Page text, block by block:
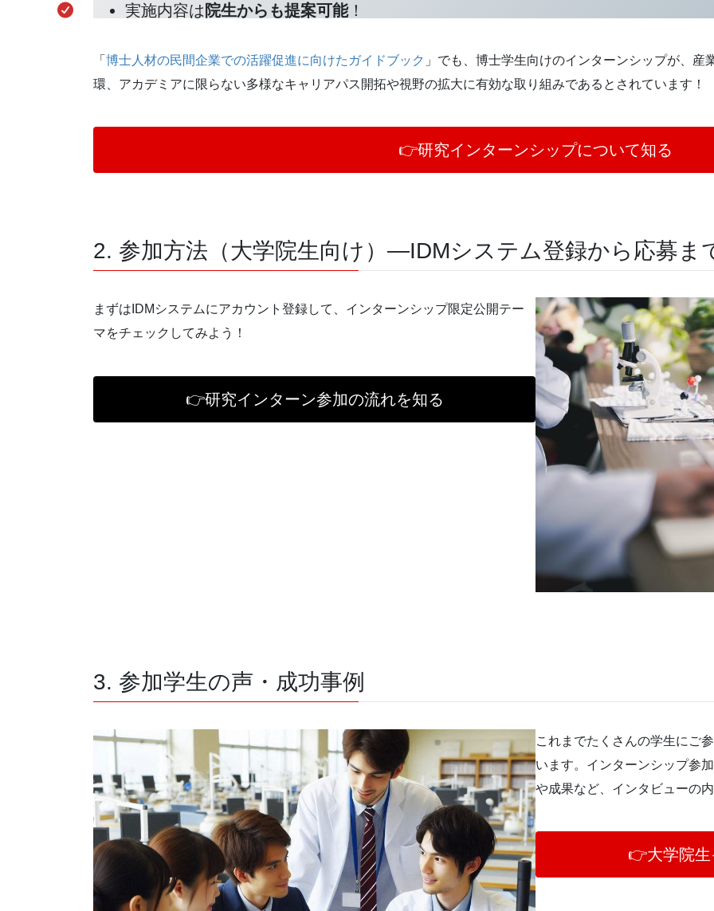
実施内容は 院生からも提案可能！
「 博士人材の民間企業での活躍促進に向けたガイドブック 」でも、博士学生向けのインターンシップが、
環、アカデミアに限らない多様なキャリアパス開拓や視野の拡大に有効な取り組みであるとされています！
👉研究インターンシップについて知る
2. 参加方法（大学院生向け）―IDMシステム登録から応募ま
まずはIDMシステムにアカウント登録して、インターンシップ限定公開テー
マをチェックしてみよう！
👉研究インターン参加の流れを知る
3. 参加学生の声・成功事例
これまでたくさんの学生にご
います。インターンシップ参
や成果など、インタビューの
👉大学院生